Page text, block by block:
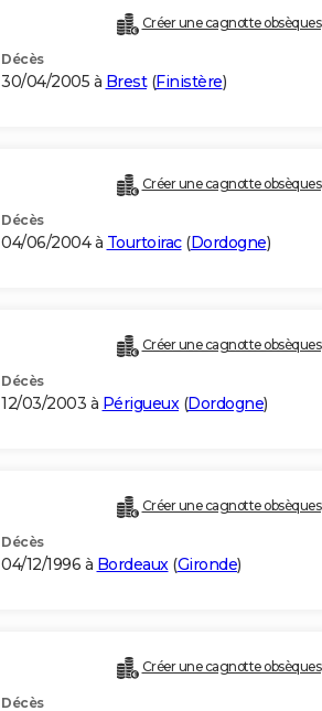
Créer une cagnotte obsèques
Décès
30/04/2005 à Brest(Finistère)
Créer une cagnotte obsèques
Décès
04/06/2004 à Tourtoirac(Dordogne)
Créer une cagnotte obsèques
Décès
12/03/2003 à Périgueux(Dordogne)
Créer une cagnotte obsèques
Décès
04/12/1996 à Bordeaux(Gironde)
Créer une cagnotte obsèques
Décès